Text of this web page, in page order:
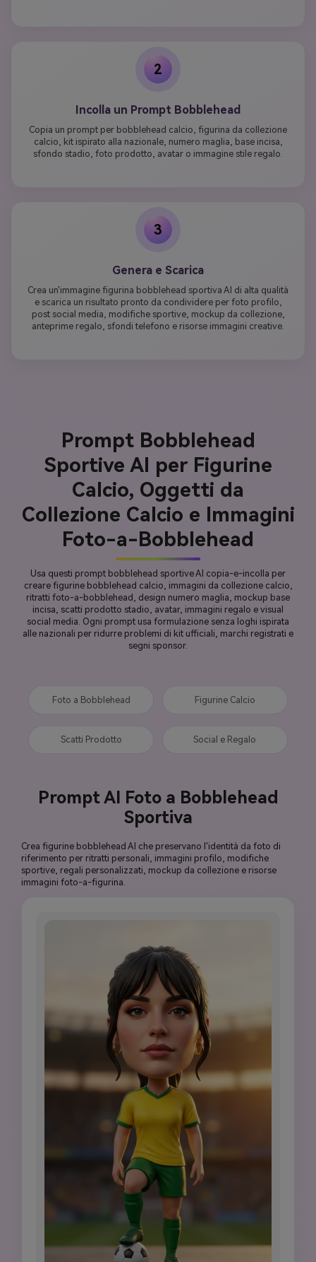
2
Incolla un Prompt Bobblehead
Copia un prompt per bobblehead calcio, figurina da collezione
calcio, kit ispirato alla nazionale, numero maglia, base incisa,
sfondo stadio, foto prodotto, avatar o immagine stile regalo.
3
Genera e Scarica
Crea un'immagine figurina bobblehead sportiva AI di alta qualità
e scarica un risultato pronto da condividere per foto profilo,
post social media, modifiche sportive, mockup da collezione,
anteprime regalo, sfondi telefono e risorse immagini creative.
Prompt Bobblehead
Sportive AI per Figurine
Calcio, Oggetti da
Collezione Calcio e Immagini
Foto-a-Bobblehead
Usa questi prompt bobblehead sportive AI copia-e-incolla per
creare figurine bobblehead calcio, immagini da collezione calcio,
ritratti foto-a-bobblehead, design numero maglia, mockup base
incisa, scatti prodotto stadio, avatar, immagini regalo e visual
social media. Ogni prompt usa formulazione senza loghi ispirata
alle nazionali per ridurre problemi di kit ufficiali, marchi registrati e
segni sponsor.
Foto a Bobblehead Figurine Calcio
Scatti Prodotto Social e Regalo
Prompt AI Foto a Bobblehead
Sportiva
Crea figurine bobblehead AI che preservano l'identità da foto di
riferimento per ritratti personali, immagini profilo, modifiche
sportive, regali personalizzati, mockup da collezione e risorse
immagini foto-a-figurina.